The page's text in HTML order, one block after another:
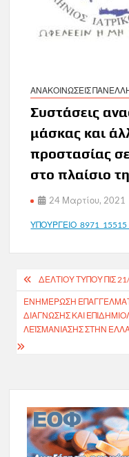
ΑΝΑΚΟΙΝΩΣΕΙΣ
Συστάσεις
μάσκας και
προστασίας
στο πλαίσιο
24 Μαρτίου, 2021
Πλοήγηση
άρθρων
ΔΕΛΤΙΟΥ ΤΥΠΟΥ ΠΙΣ
ΕΝΗΜΈΡΩΣΗ
ΔΙΆΓΝΩΣΗΣ ΚΑΙ
ΛΕΪΣΜΑΝΊΑΣΗΣ ΣΤΗΝ